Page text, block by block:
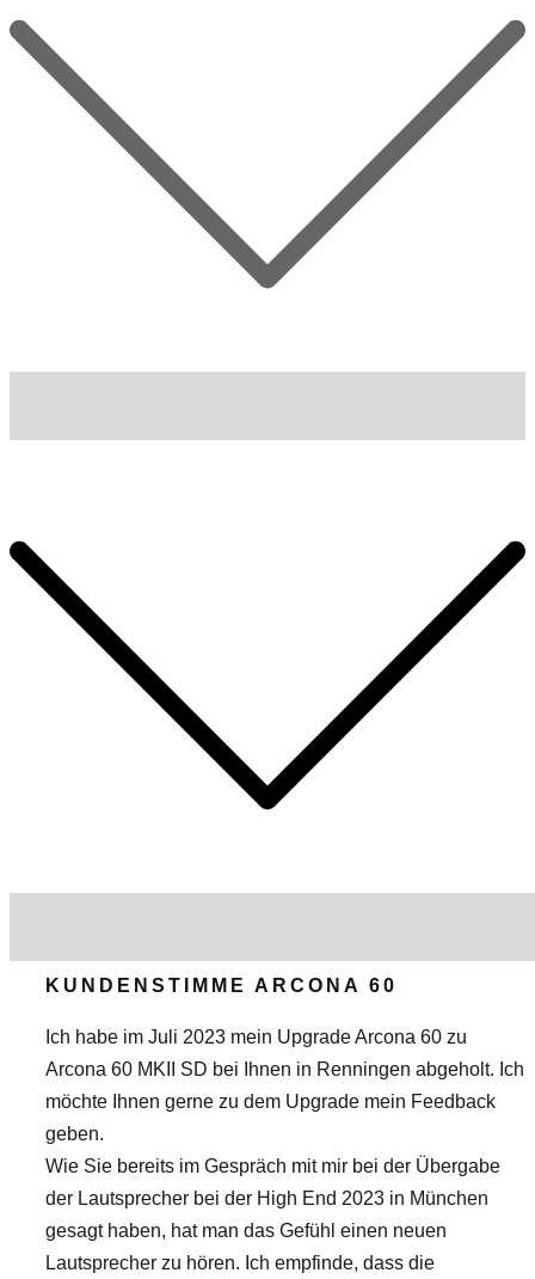
KUNDENSTIMME ARCONA 60
Ich habe im Juli 2023 mein Upgrade Arcona 60 zu
Arcona 60 MKII SD bei Ihnen in Renningen abgeholt. Ich
möchte Ihnen gerne zu dem Upgrade mein Feedback
geben.
Wie Sie bereits im Gespräch mit mir bei der Übergabe
der Lautsprecher bei der High End 2023 in München
gesagt haben, hat man das Gefühl einen neuen
Lautsprecher zu hören. Ich empfinde, dass die